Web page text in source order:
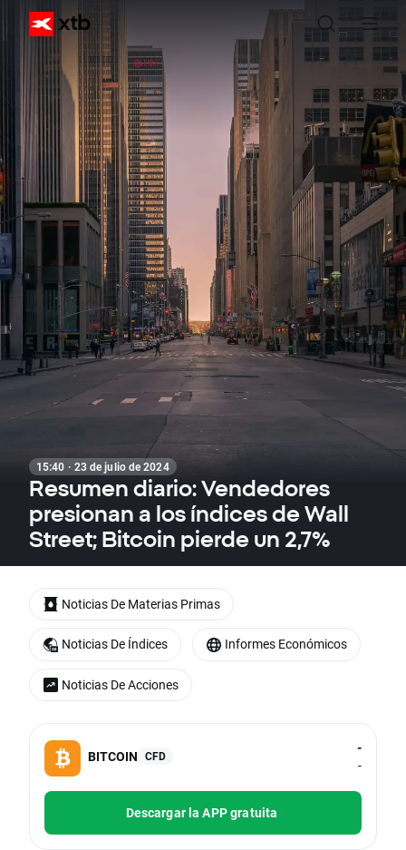
15:40 · 23 de julio de 2024
Resumen diario: Vendedores
presionan a los índices de Wall
Street; Bitcoin pierde un 2,7%
BITCOIN CFD
-
-
Descargar la APP gratuita
Noticias De Materias Primas
Noticias De Índices Informes Económicos
Noticias De Acciones